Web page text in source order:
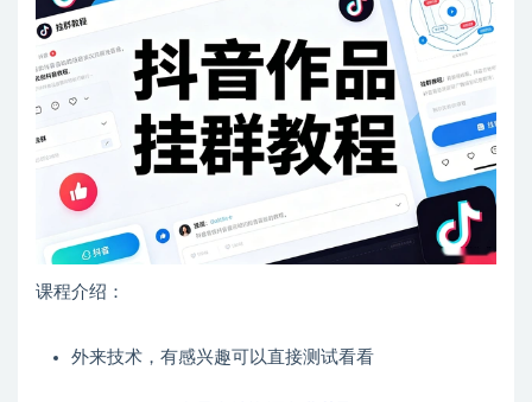
课程介绍：
外来技术，有感兴趣可以直接测试看看